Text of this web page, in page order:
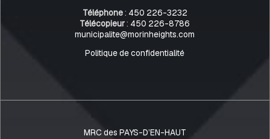
Téléphone: 450 226-3232
Télécopieur: 450 226-8786
municipalite@morinheights.com
Politique de confidentialité
MRC des PAYS-D’EN-HAUT